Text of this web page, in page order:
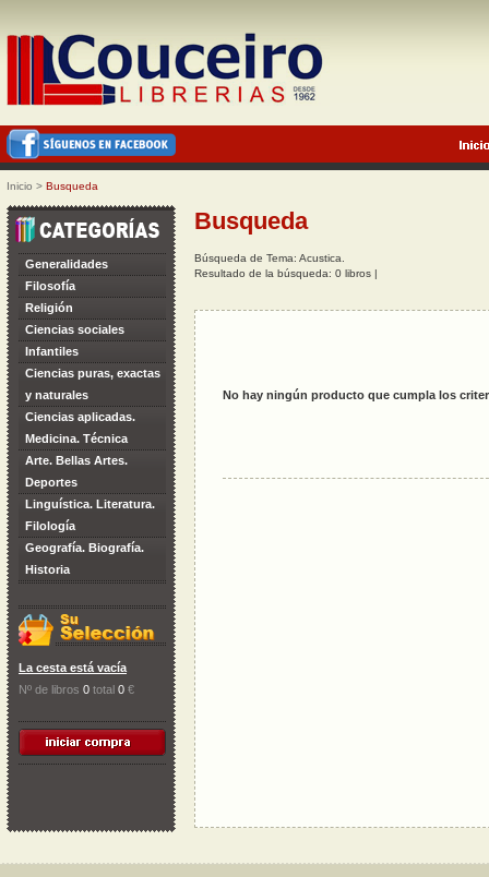
Inicio > Busqueda
Generalidades
Filosofía
Religión
Ciencias sociales
Infantiles
Ciencias puras, exactas
y naturales
Ciencias aplicadas.
Medicina. Técnica
Arte. Bellas Artes.
Deportes
Linguística. Literatura.
Filología
Geografía. Biografía.
Historia
La cesta está vacía
Nº de libros 0 total 0 €
Busqueda
Búsqueda de Tema: Acustica.
Resultado de la búsqueda: 0 libros |
No hay ningún producto que cumpla los